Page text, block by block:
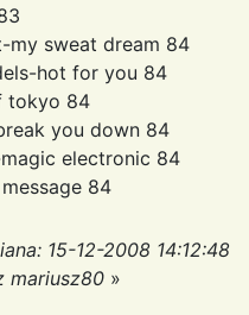
my sweat dream 84
hot for you 84
tokyo 84
you down 84
electronic 84
84
15-12-2008 14:12:48
mariusz80 »